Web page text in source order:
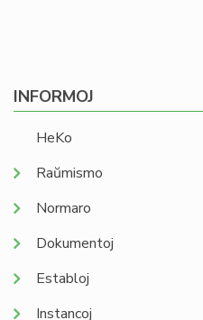
INFORMOJ
HeKo
Raŭmismo
Normaro
Dokumentoj
Establoj
Instancoj